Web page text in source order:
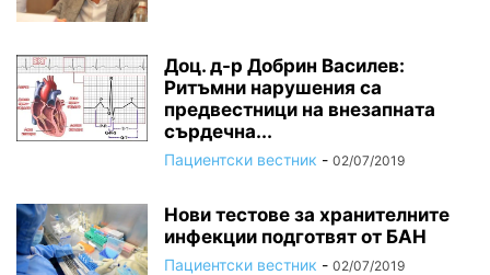
Доц. д-р Добрин Василев:
Ритъмни нарушения са
предвестници на внезапната
сърдечна...
Пациентски вестник - 02/07/2019
Нови тестове за хранителните
инфекции подготвят от БАН
Пациентски вестник - 02/07/2019